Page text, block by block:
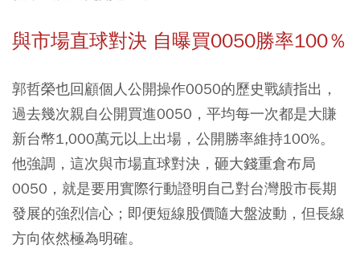
與市場直球對決 自曝買0050勝率100％
郭哲榮也回顧個人公開操作0050的歷史戰績指出，
過去幾次親自公開買進0050，平均每一次都是大賺
新台幣1,000萬元以上出場，公開勝率維持100%。
他強調，這次與市場直球對決，砸大錢重倉布局
0050，就是要用實際行動證明自己對台灣股市長期
發展的強烈信心；即便短線股價隨大盤波動，但長線
方向依然極為明確。